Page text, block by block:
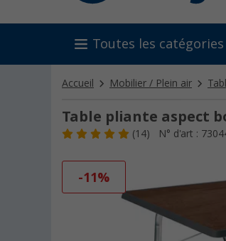
Toutes les catégories
Accueil Mobilier / Plein air
Table pliante aspect
(14) N° d'art :
-11%